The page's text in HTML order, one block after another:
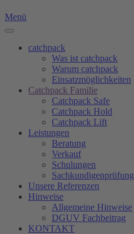
Menü
catchpack
Was ist catchpack
Warum catchpack
Einsatzmöglichkeiten
Catchpack Familie
Catchpack Safe
Catchpack Hold
Catchpack Lift
Leistungen
Beratung
Verkauf
Schulungen
Sachkundigenprüfung
Unsere Referenzen
Hinweise
Allgemeine Hinweise
DGUV Fachbeitrag
KONTAKT